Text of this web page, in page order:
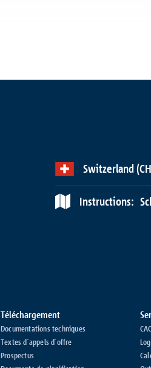
Switzerland
Instructions:
Téléchargement
Documentations techniques
Textes d´appels d´offre
Prospectus